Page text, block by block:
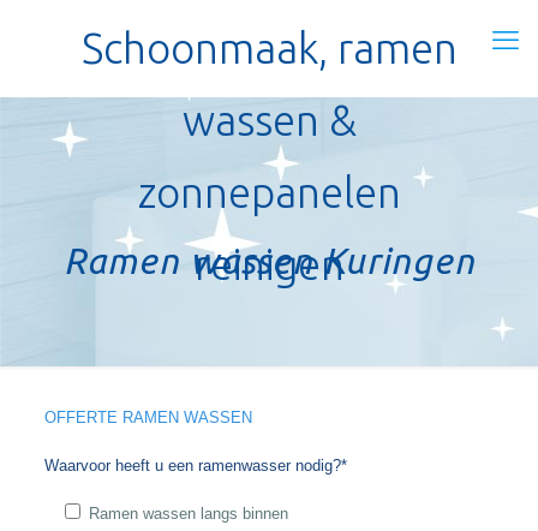
Schoonmaak, ramen
wassen &
zonnepanelen
reinigen
Ramen wassen Kuringen
OFFERTE RAMEN WASSEN
Waarvoor heeft u een ramenwasser nodig?*
Ramen wassen langs binnen